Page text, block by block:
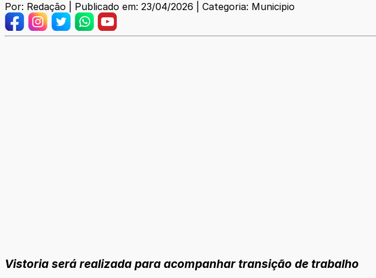
Por: Redação | Publicado em: 23/04/2026 | Categoria: Municipio
Vistoria será realizada para acompanhar transição de trabalho